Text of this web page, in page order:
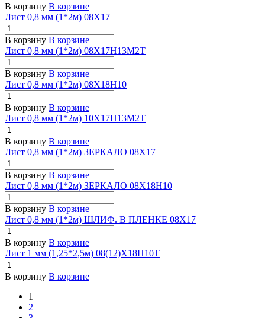
В корзину В корзине
Лист 0,8 мм (1*2м) 08Х17
В корзину В корзине
Лист 0,8 мм (1*2м) 08Х17Н13М2Т
В корзину В корзине
Лист 0,8 мм (1*2м) 08Х18Н10
В корзину В корзине
Лист 0,8 мм (1*2м) 10Х17Н13М2Т
В корзину В корзине
Лист 0,8 мм (1*2м) ЗЕРКАЛО 08Х17
В корзину В корзине
Лист 0,8 мм (1*2м) ЗЕРКАЛО 08Х18Н10
В корзину В корзине
Лист 0,8 мм (1*2м) ШЛИФ. В ПЛЕНКЕ 08Х17
В корзину В корзине
Лист 1 мм (1,25*2,5м) 08(12)Х18Н10Т
В корзину В корзине
1
2